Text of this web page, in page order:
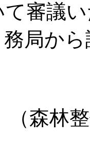
て審議
明
林整